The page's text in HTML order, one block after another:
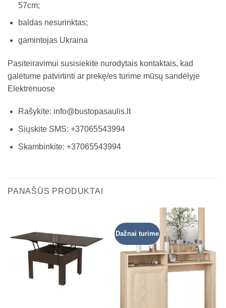
57cm;
baldas nesurinktas;
gamintojas Ukraina
Pasiteiravimui susisiekite nurodytais kontaktais, kad
galėtume patvirtinti ar prekę/es turime mūsų sandėlyje
Elektrėnuose
Rašykite: info@bustopasaulis.lt
Siųskite SMS: +37065543994
Skambinkite: +37065543994
PANAŠŪS PRODUKTAI
Dažnai turime